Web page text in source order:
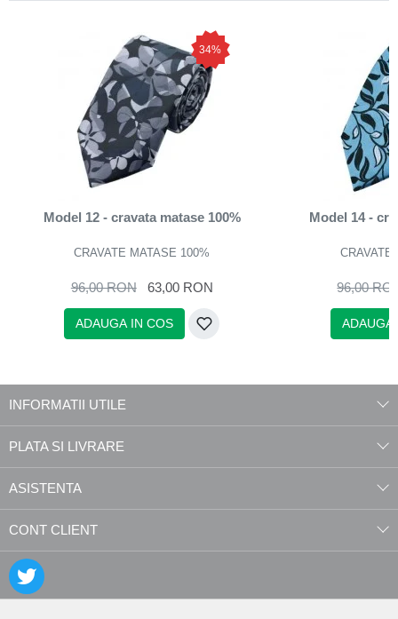
34%
Model 12 - cravata matase 100%
CRAVATE MATASE 100%
96,00 RON 63,00 RON
ADAUGA IN COS
Model 14 -
CRAVATE
96,00
ADAUGA
INFORMATII UTILE
PLATA SI LIVRARE
ASISTENTA
CONT CLIENT